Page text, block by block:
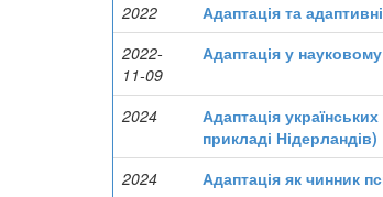
2022 Адаптація та
2022-
11-09
Адаптація у науковому
2024
Адаптація
прикладі Нідерландів)
2024 Адаптація як чинник